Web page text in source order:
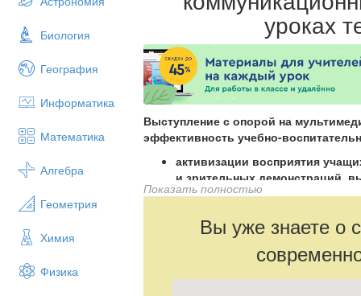
Биология
География
Информатика
Математика
Алгебра
Геометрия
Химия
Физика
уроках
Выступление с опорой на
эффективность учебно-
активизации восприятия
и зрительных демонстраций,
во время выступления
выписывание текста на доске
большой объём информации
компакт дисков и
Показать полностью
Вы уже знаете о